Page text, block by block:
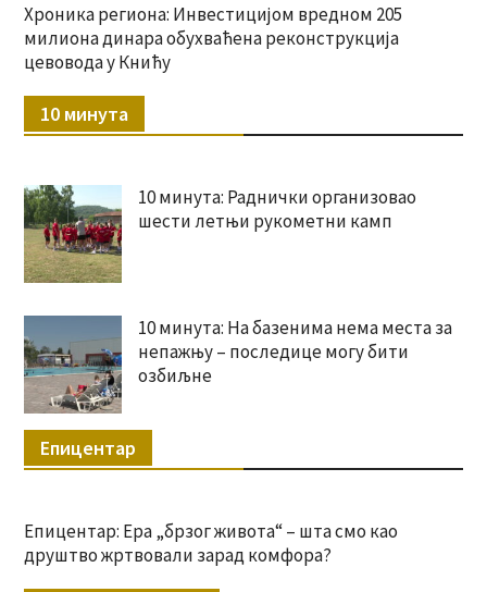
Хроника региона: Инвестицијом вредном 205
милиона динара обухваћена реконструкција
цевовода у Книћу
10 минута
10 минута: Раднички организовао
шести летњи рукометни камп
10 минута: На базенима нема места за
непажњу – последице могу бити
озбиљне
Епицентар
Епицентар: Ера „брзог живота“ – шта смо као
друштво жртвовали зарад комфора?